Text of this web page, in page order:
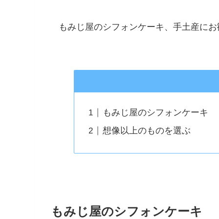
もみじ屋のシフォンケーキ、手土産にお
もみじ屋のシフォンケーキ
想像以上のものを選ぶ
もみじ屋のシフォンケーキ